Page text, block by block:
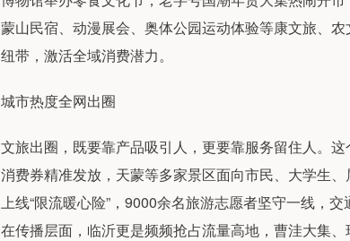
蒙山民宿、动漫展会、奥体公园运动体验等康文旅、
纽带，激活全域消费潜力。
城市热度全网出圈
文旅出圈，既要靠产品吸引人，更要靠服务留住人。
消费券精准发放，天蒙等多家景区面向市民、大学生
上线“限流暖心险”，9000余名旅游志愿者坚守一线，
在传播层面，临沂更是频频抢占流量高地，曹洼大集